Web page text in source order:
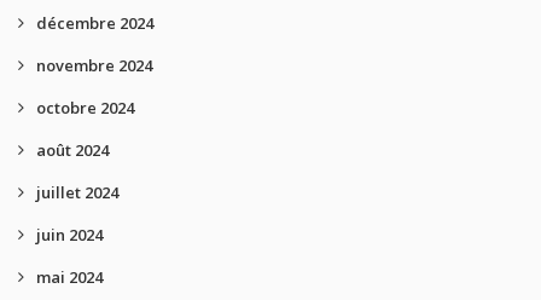
décembre 2024
novembre 2024
octobre 2024
août 2024
juillet 2024
juin 2024
mai 2024